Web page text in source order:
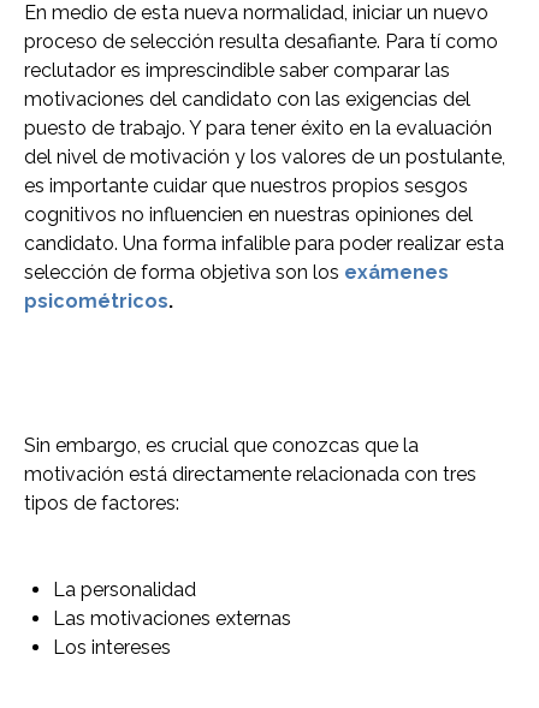
En medio de esta nueva normalidad, iniciar un nuevo
proceso de selección resulta desafiante. Para tí como
reclutador es imprescindible saber comparar las
motivaciones del candidato con las exigencias del
puesto de trabajo. Y para tener éxito en la evaluación
del nivel de motivación y los valores de un postulante,
es importante cuidar que nuestros propios sesgos
cognitivos no influencien en nuestras opiniones del
candidato. Una forma infalible para poder realizar esta
selección de forma objetiva son los exámenes
psicométricos.
Sin embargo, es crucial que conozcas que la
motivación está directamente relacionada con tres
tipos de factores:
La personalidad
Las motivaciones externas
Los intereses